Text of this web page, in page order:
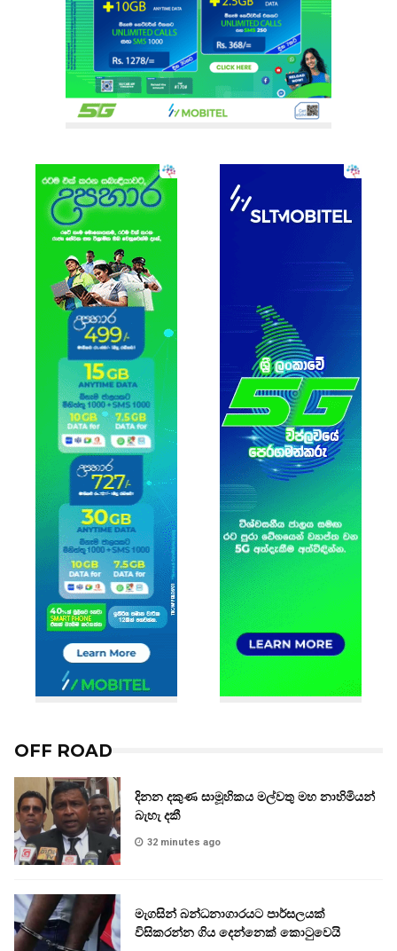
OFF ROAD
දිනන දකුණ සාමූහිකය මල්වතු මහ නාහිමියන්
බැහැ දකී
32 minutes ago
මැගසින් බන්ධනාගාරයට පාර්සලයක්
විසිකරන්න ගිය දෙන්නෙක් කොටුවෙයි